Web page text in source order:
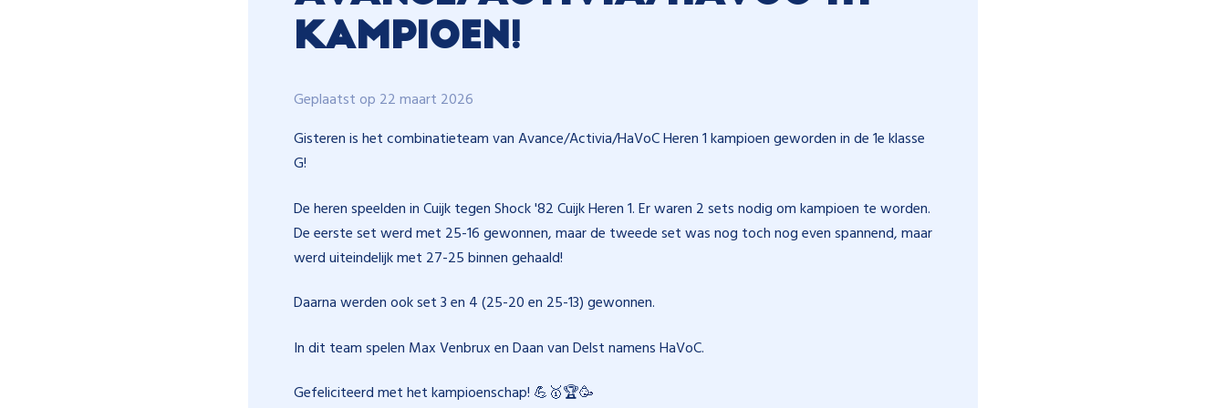
kampioen!
Geplaatst op 22 maart 2026
Gisteren is het combinatieteam van Avance/Activia/HaVoC Heren 1 kampioen geworden in de 1e klasse
G!
De heren speelden in Cuijk tegen Shock '82 Cuijk Heren 1. Er waren 2 sets nodig om kampioen te worden.
De eerste set werd met 25-16 gewonnen, maar de tweede set was nog toch nog even spannend, maar
werd uiteindelijk met 27-25 binnen gehaald!
Daarna werden ook set 3 en 4 (25-20 en 25-13) gewonnen.
In dit team spelen Max Venbrux en Daan van Delst namens HaVoC.
Gefeliciteerd met het kampioenschap! 💪🥇🏆🥳